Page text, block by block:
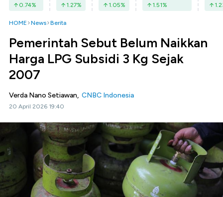
0.74% 1.27% 1.05% 1.51%
HOME News Berita
Pemerintah Sebut Belum Naikkan
Harga LPG Subsidi 3 Kg Sejak
2007
Verda Nano Setiawan, CNBC Indonesia
20 April 2026 19:40